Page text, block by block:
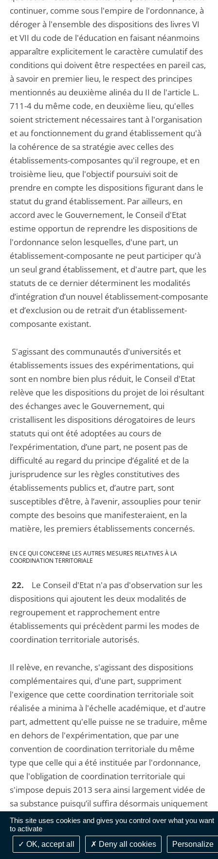
This site uses cookies and gives you control over what you want
to activate
OK, accept all
Deny all cookies Personalize
continuer, comme sous l'empire de l'ordonnance, à
déroger à l'ensemble des dispositions des livres VI
et VII du code de l'éducation en faisant néanmoins
apparaître explicitement le caractère cumulatif des
conditions qui doivent être respectées en pareil cas,
à savoir en premier lieu, le respect des principes
mentionnés au deuxième alinéa du II de l'article L.
711-4 du même code, en deuxième lieu, qu'elles
soient strictement nécessaires tant à l'organisation
et au fonctionnement du grand établissement qu'à
la cohérence de sa stratégie avec celles des
établissements-composantes qu'il regroupe, et en
troisième lieu, que l'objectif poursuivi soit de
prendre en compte les dispositions figurant dans le
statut du grand établissement. Par ailleurs, en
accord avec le Gouvernement, le Conseil d'Etat
estime opportun de reprendre les dispositions de
l'ordonnance selon lesquelles, d'une part, un
établissement-composante ne peut participer qu'à
un seul grand établissement, et d'autre part, que les
statuts de ce dernier déterminent les modalités
d’intégration d’un nouvel établissement-composante
et d’exclusion ou de retrait d’un établissement-
composante existant.
S'agissant des communautés d'universités et
établissements issues des expérimentations, qui
sont en nombre bien plus réduit, le Conseil d'Etat
relève que les dispositions du projet de loi résultant
des échanges avec le Gouvernement, qui
cristallisent les dispositions dérogatoires de leurs
statuts qui ont été adoptées au cours de
l’expérimentation, d’une part, ne posent pas de
difficulté au regard du principe d’égalité et de la
jurisprudence sur les règles constitutives des
établissements publics et, d’autre part, sont
susceptibles d’être, à l’avenir, assouplies pour tenir
compte des besoins que manifesteraient, en la
matière, les premiers établissements concernés.
EN CE QUI CONCERNE LES AUTRES MESURES RELATIVES À LA
COORDINATION TERRITORIALE
22. Le Conseil d'Etat n'a pas d'observation sur les
dispositions qui ajoutent les deux modalités de
regroupement et rapprochement entre
établissements qui précèdent parmi les modes de
coordination territoriale autorisés.
Il relève, en revanche, s'agissant des dispositions
complémentaires qui, d'une part, suppriment
l'exigence que cette coordination territoriale soit
réalisée a minima à l'échelle académique, et d'autre
part, admettent qu'elle puisse ne se traduire, même
en dehors de l'expérimentation, que par une
convention de coordination territoriale du même
type que celle qui a été instituée par l'ordonnance,
que l'obligation de coordination territoriale qui
s'impose depuis 2013 sera ainsi largement vidée de
sa substance puisqu’il suffira désormais uniquement
qu'a minima deux établissements
géographiquement proches se coordonnent pour
que l'obligation soit satisfaite. Le Conseil d’État ne